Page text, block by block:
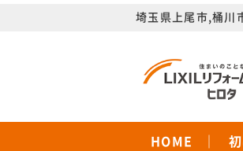
埼玉県上尾市,桶川
HOME